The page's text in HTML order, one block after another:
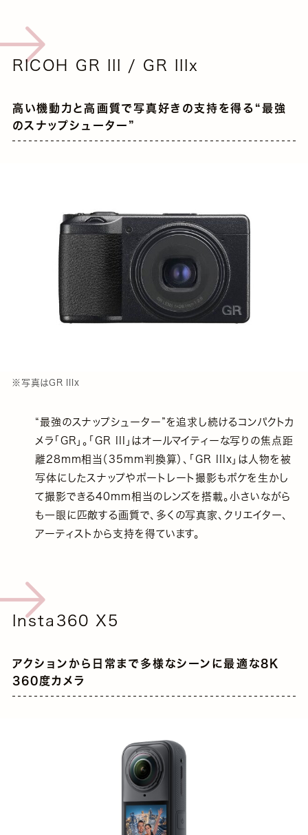
RICOH GR III / GR IIIx
高い機動力と高画質で写真好きの支持を得る“最強
のスナップシューター”
※写真はGR IIIx
“最強のスナップシューター”を追求し続けるコンパクトカ
メラ「GR」。「GR III」はオールマイティーな写りの焦点距
離28mm相当（35mm判換算）、「GR IIIx」は人物を被
写体にしたスナップやポートレート撮影もボケを生かし
て撮影できる40mm相当のレンズを搭載。小さいながら
も一眼に匹敵する画質で、多くの写真家、クリエイター、
アーティストから支持を得ています。
Insta360 X5
アクションから日常まで多様なシーンに最適な8K
360度カメラ